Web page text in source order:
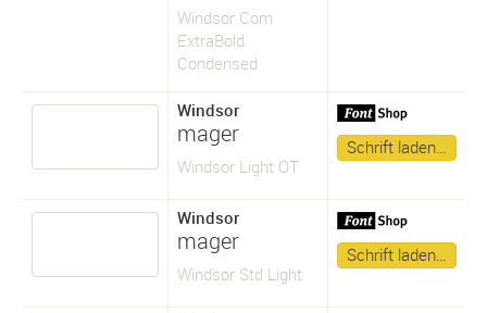
Windsor Com
ExtraBold
Condensed
Windsor
mager
Windsor Light OT
Schrift laden…
Windsor
mager
Windsor Std Light
Schrift laden…